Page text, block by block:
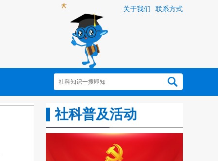
关于我们 联系方式
社科普及活动